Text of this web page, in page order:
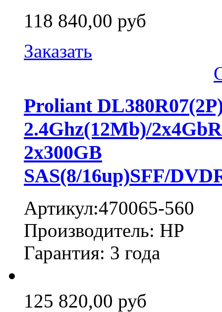
118 840,00 руб
Заказать
Proliant
2.4Ghz(12Mb)/
2x300GB
SAS(8/16up)SFF/
Артикул:470065-560
Производитель: HP
Гарантия: 3 года
125 820,00 руб